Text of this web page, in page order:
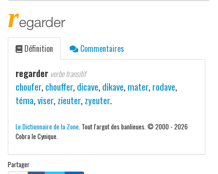
regarder
Définition Commentaires
regarder verbe transitif
choufer, chouffer, dicave, dikave, mater, rodave,
téma,viser, zieuter, zyeuter.
Le Dictionnaire de la Zone . Tout l'argot des banlieues. © 2000 - 2026
Cobra le Cynique.
Partager